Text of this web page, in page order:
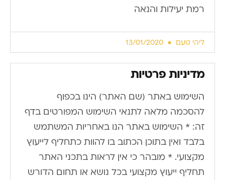
רמת יעילות והנאה
ליהי טעם
מדיניות פרטיות
השימוש באתר (שם האתר) הינו בכפוף
להסכמה מלאה לתנאי השימוש המפורטים בדף
זה: * השימוש באתר הנו באחריות המשתמש
בלבד ואין בתוכן הכתוב בו להוות כתחליף לייעוץ
מקצועי. * מובהר כי אין לראות בתכני האתר
תחליף ייעוץ מקצועי בכל נושא או תחום הדורש